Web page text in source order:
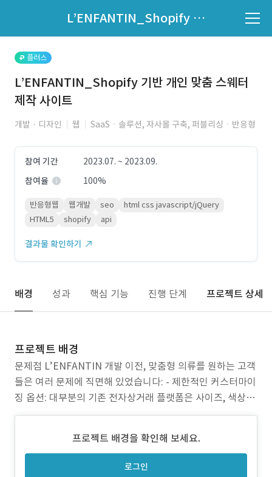
L’ENFANTIN_Shopify 기반 개인 맞춤 스웨터 제작 사이트
지원자 목록 바로가기
플러스
L’ENFANTIN_Shopify 기반 개인 맞춤 스웨터
제작 사이트
개발 · 디자인 웹 SaaSㆍ솔루션, 자사몰 구축, 퍼블리싱ㆍ반응형
참여 기간
2023.07. ~ 2023.09.
참여율
100%
반응형웹 웹개발 seo
html css javascript/jQuery
HTML5
shopify api
결과물 확인하기
배경 성과 핵심 기능 진행 단계 프로젝트 상세
프로젝트 배경
문제점 L’ENFANTIN 개발 이전, 맞춤형 의류를 원하는 고객
들은 여러 문제에 직면해 있었습니다: - 제한적인 커스터마이
징 옵션: 대부분의 기존 전자상거래 플랫폼은 사이즈, 색상 정
도의 단순한 개인화만 지원하며, 인터랙티브한 디자인 도구
족: 맞춤형 제품 제작 과정이 특히 모바일 환경에서 직관적이
지 않아 이탈률이 높고 장바구니 포기가 빈번했습니
프로젝트 배경을 확인해 보세요.
로그인